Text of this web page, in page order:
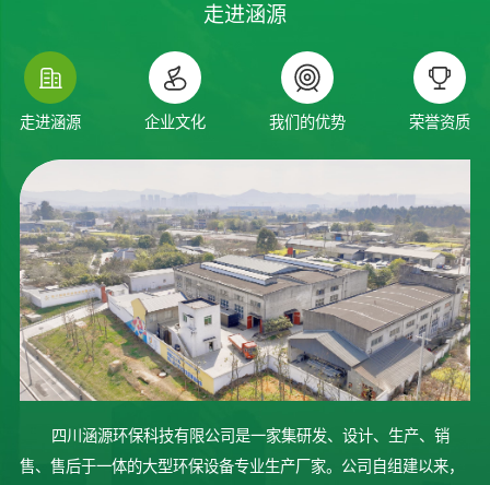
走进涵源
走进涵源 企业文化 我们的优势 荣誉资质
四川涵源环保科技有限公司是一家集研发、设计、生产、销
售、售后于一体的大型环保设备专业生产厂家。公司自组建以来，